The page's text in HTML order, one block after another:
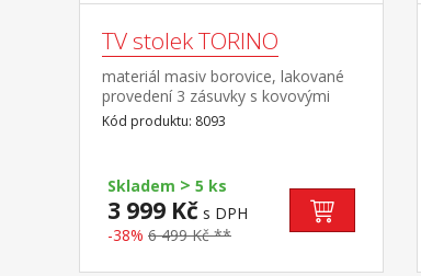
TV stolek TORINO
materiál masiv borovice, lakované
provedení 3 zásuvky s kovovými
pojezdy
Kód produktu: 8093
Skladem > 5 ks
3 999 Kč s DPH
-38% 6 499 Kč **